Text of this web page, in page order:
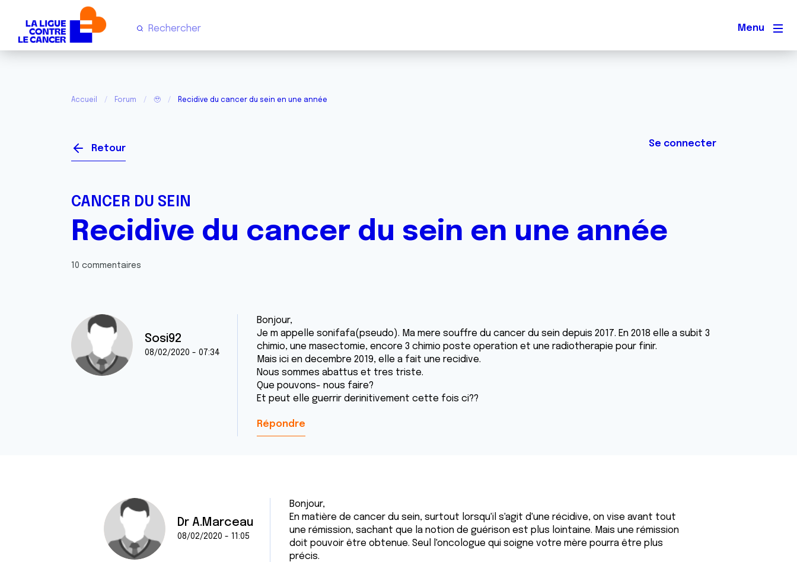
Menu
Accueil Forum 🥹 Recidive du cancer du sein en une année
Retour Se connecter
CANCER DU SEIN
Recidive du cancer du sein en une année
10 commentaires
Sosi92
08/02/2020 - 07:34
Bonjour,
Je m appelle sonifafa(pseudo). Ma mere souffre du cancer du sein depuis 2017. En 2018 elle a subit 3
chimio, une masectomie, encore 3 chimio poste operation et une radiotherapie pour finir.
Mais ici en decembre 2019, elle a fait une recidive.
Nous sommes abattus et tres triste.
Que pouvons- nous faire?
Et peut elle guerrir derinitivement cette fois ci??
Répondre
Dr A.Marceau
08/02/2020 - 11:05
Bonjour,
En matière de cancer du sein, surtout lorsqu'il s'agit d'une récidive, on vise avant tout
une rémission, sachant que la notion de guérison est plus lointaine. Mais une rémission
doit pouvoir être obtenue. Seul l'oncologue qui soigne votre mère pourra être plus
précis.